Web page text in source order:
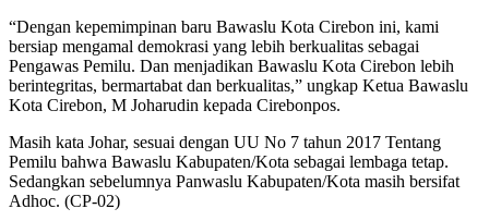
“Dengan kepemimpinan baru Bawaslu Kota Cirebon ini, kami
bersiap mengamal demokrasi yang lebih berkualitas sebagai
Pengawas Pemilu. Dan menjadikan Bawaslu Kota Cirebon lebih
berintegritas, bermartabat dan berkualitas,” ungkap Ketua Bawaslu
Kota Cirebon, M Joharudin kepada Cirebonpos.
Masih kata Johar, sesuai dengan UU No 7 tahun 2017 Tentang
Pemilu bahwa Bawaslu Kabupaten/Kota sebagai lembaga tetap.
Sedangkan sebelumnya Panwaslu Kabupaten/Kota masih bersifat
Adhoc. (CP-02)